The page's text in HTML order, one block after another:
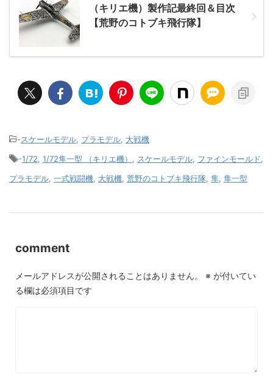
（キリエ機）製作記最終回＆目次
【荒野のコトブキ飛行隊】
-スケールモデル プラモデル 大戦機
-1/72 1/72隼一型 （キリエ機） スケールモデル ファインモールド
プラモデル 一式戦闘機 大戦機 荒野のコトブキ飛行隊 隼 隼一型
comment
メールアドレスが公開されることはありません。 ※ が付いてい
る欄は必須項目です